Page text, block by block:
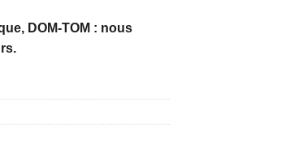
DOM-TOM : nous